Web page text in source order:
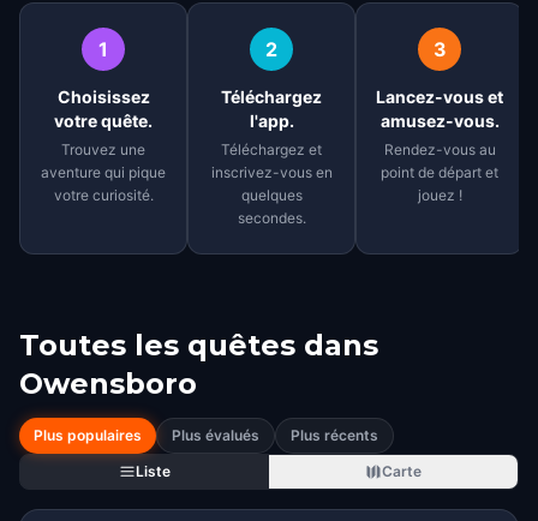
1
Choisissez
votre quête.
Trouvez une
aventure qui pique
votre curiosité.
2
Téléchargez
l'app.
Téléchargez et
inscrivez-vous en
quelques
secondes.
3
Lancez-vous et
amusez-vous.
Rendez-vous au
point de départ et
jouez !
Toutes les quêtes dans
Owensboro
Plus populaires Plus évalués
Plus récents
Liste
Carte